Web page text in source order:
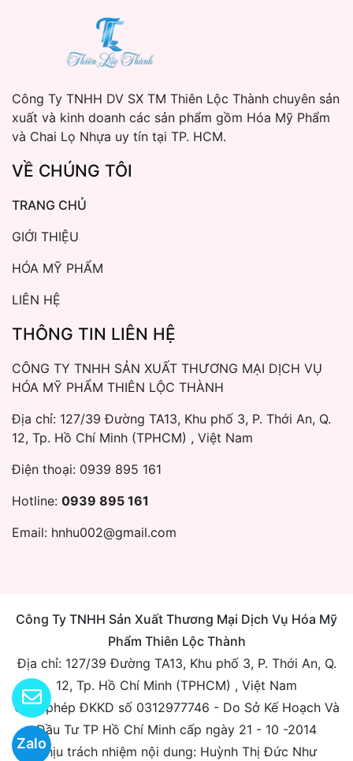
Zalo
Công Ty TNHH DV SX TM Thiên Lộc Thành chuyên sản
xuất và kinh doanh các sản phẩm gồm Hóa Mỹ Phẩm
và Chai Lọ Nhựa uy tín tại TP. HCM.
VỀ CHÚNG TÔI
TRANG CHỦ
GIỚI THIỆU
HÓA MỸ PHẨM
LIÊN HỆ
THÔNG TIN LIÊN HỆ
CÔNG TY TNHH SẢN XUẤT THƯƠNG MẠI DỊCH VỤ
HÓA MỸ PHẨM THIÊN LỘC THÀNH
Địa chỉ: 127/39 Đường TA13, Khu phố 3, P. Thới An, Q.
12, Tp. Hồ Chí Minh (TPHCM) , Việt Nam
Điện thoại: 0939 895 161
Hotline: 0939 895 161
Email: hnhu002@gmail.com
Công Ty TNHH Sản Xuất Thương Mại Dịch Vụ Hóa Mỹ
Phẩm Thiên Lộc Thành
Địa chỉ: 127/39 Đường TA13, Khu phố 3, P. Thới An, Q.
12, Tp. Hồ Chí Minh (TPHCM) , Việt Nam
Giấy phép ĐKKD số 0312977746 - Do Sở Kế Hoạch Và
Đầu Tư TP Hồ Chí Minh cấp ngày 21 - 10 -2014
Chịu trách nhiệm nội dung: Huỳnh Thị Đức Như